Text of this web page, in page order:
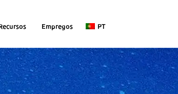
Empregos PT